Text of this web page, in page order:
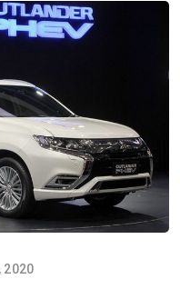
2020